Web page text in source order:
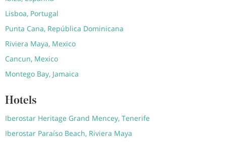
Lisboa, Portugal
Punta Cana, República Dominicana
Riviera Maya, Mexico
Cancun, Mexico
Montego Bay, Jamaica
Hotels
Iberostar Heritage Grand Mencey, Tenerife
Iberostar Paraíso Beach, Riviera Maya